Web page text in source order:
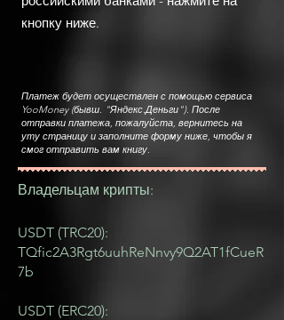
кнопку ниже.
Платеж будет осуществлен с помощью сервиса
YooMoney (бывш. "Яндекс.Деньги"). После
отправки платежа, пожалуйста, вернитесь на
уту страницу и заполните форму ниже, чтобы я
смог отправить вам книгу.
Владельцам крипты:
USDT (TRC20):
TQfic2A3Rgt6uuhReNnvy9Q2AT1fCueR
7b
USDT (ERC20):